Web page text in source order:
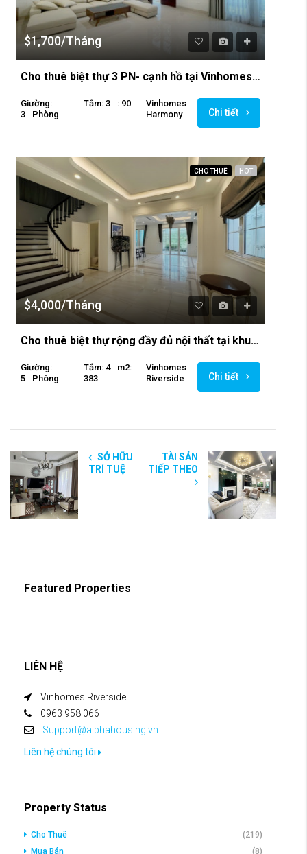
$1,700/Tháng
Cho thuê biệt thự 3 PN- cạnh hồ tại Vinhomes The Harmony
Giường:
3
Phòng
Tắm: 3 : 90
Vinhomes
Harmony
Chi tiết
CHO THUÊ HOT
$4,000/Tháng
Cho thuê biệt thự rộng đầy đủ nội thất tại khu Vinhomes Riverside
Giường:
5
Phòng
Tắm: 4
M2:
383
Vinhomes
Riverside
Chi tiết
SỞ HỮU
TRÍ TUỆ
TÀI SẢN
TIẾP THEO
Featured Properties
LIÊN HỆ
Vinhomes Riverside
0963 958 066
Support@alphahousing.vn
Liên hệ chúng tôi
Property Status
Cho Thuê
(219)
Mua Bán
(8)